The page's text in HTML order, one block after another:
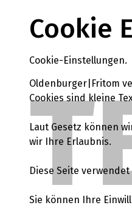
Cookie
Cookie-Einstellungen.
Oldenburger|Fritom
Cookies sind kleine
Laut Gesetz können
wir Ihre Erlaubnis.
Diese Seite
Sie können Ihre